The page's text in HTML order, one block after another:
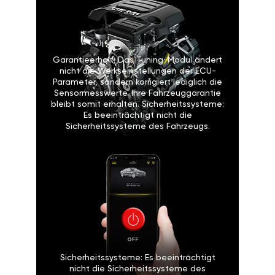
Garantieerhalt: Das Tuning-Modul ändert
nicht die Werkseinstellungen der ECU-
Parameter, sondern korrigiert lediglich die
Sensormesswerte. Ihre Fahrzeuggarantie
bleibt somit erhalten. Sicherheitssysteme:
Es beeinträchtigt nicht die
Sicherheitssysteme des Fahrzeugs.
Sicherheitssysteme: Es beeinträchtigt
nicht die Sicherheitssysteme des